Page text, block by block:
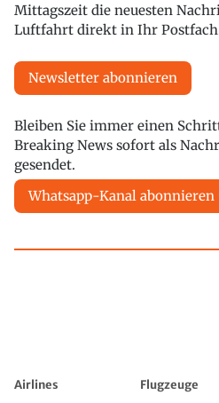
Mittagszeit die neuesten
Luftfahrt direkt in Ihr
Newsletter abonnieren
Bleiben Sie immer einen
Breaking News sofort als
gesendet.
Whatsapp-Kanal abonnieren
Airlines Flugzeuge